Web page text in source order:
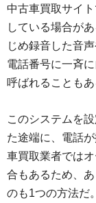
中古車買取サイ
している場合が
じめ録音した音
電話番号に一斉
呼ばれることもあ
このシステムを
た途端に、電話
車買取業者では
合もあるため、
のも1つの方法だ。